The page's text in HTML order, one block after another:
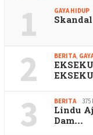
1 GAYA HIDUP
2 BERITA,
3 BERITA
Lindu
Dam…